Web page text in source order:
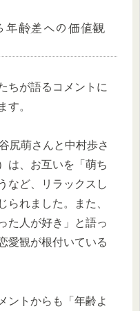
齢差への価値観
ちが語るコメントに
す。
尻萌さんと中村歩さ
は、お互いを「萌ち
など、リラックスし
られました。また、
た人が好き」と語っ
愛観が根付いている
ントからも「年齢よ